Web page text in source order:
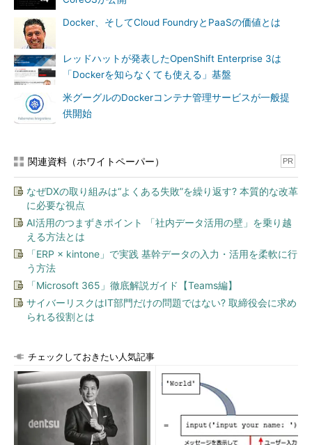
トレーションツールのSaaSです。GCPの各種サービスを利用し
ながら、Docker環境の構築、運用を一貫して行います。
SaaSであるため、利用が容易で小規模環境でも利用可能です
が、複雑なコンテナー構成に対応しています。GCPの他のサービ
想定ターゲットはITアーキテクトといえるでしょう。
Kubernetes
グーグルが提供するDockerコンテナー管理のオープンソース
ースソフトウエア）で公開したものです。
下記、flannelを使うことによって複数ホスト間のDockerクラ
スター環境を構築できます。インストール方法や設定が複雑でバ
ージョン間の違いが大きいため、構築するのに手間が掛かりま
す。
Docker、そしてCloud FoundryとPaaSの価値とは
レッドハットが発表したOpenShift Enterprise 3は
「Dockerを知らなくても使える」基盤
米グーグルのDockerコンテナ管理サービスが一般提
供開始
関連資料（ホワイトペーパー） PR
なぜDXの取り組みは“よくある失敗”を繰り返す? 本質的な改革
に必要な視点
AI活用のつまずきポイント 「社内データ活用の壁」を乗り越
える方法とは
「ERP × kintone」で実践 基幹データの入力・活用を柔軟に行
う方法
「Microsoft 365」徹底解説ガイド【Teams編】
サイバーリスクはIT部門だけの問題ではない? 取締役会に求め
られる役割とは
チェックしておきたい人気記事